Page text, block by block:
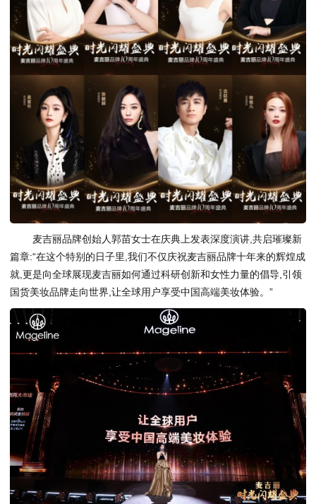
麦吉丽品牌创始人郭苗女士在庆典上发表深度演讲,共启璀璨新
篇章:“在这个特别的日子里,我们不仅庆祝麦吉丽品牌十年来的辉煌成
就,更是向全球展现麦吉丽如何通过科研创新和女性力量的倡导,引领
国货美妆品牌走向世界,让全球用户享受中国高端美妆体验。”